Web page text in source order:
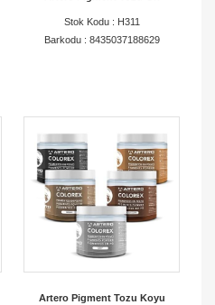
Stok Kodu : H311
Barkodu : 8435037188629
Artero Pigment Tozu Koyu